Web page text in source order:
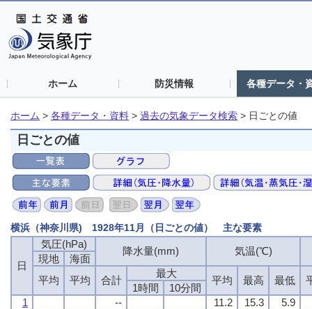
ホーム 防災情報 各種データ・
ホーム > 各種データ・資料 > 過去の気象データ検索 > 日ごとの値
日ごとの値
横浜（神奈川県) 1928年11月（日ごとの値） 主な要素
日
気圧(hPa)
降水量(mm) 気温(℃)
現地
海面
平均
平均 合計
最大
平均 最高 最低
1時間
10分間
1
-- 11.2 15.3
5.9